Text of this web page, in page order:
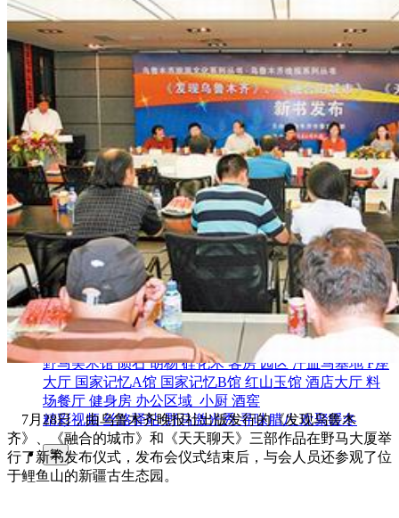
人才招聘
人才招聘
人才理念
人才招聘
社会招聘
校园招聘
视觉文化
全部
视觉文化
汗血马助力新疆文旅
伊犁州霍城古城巡游 北屯市185团巡游 伊犁霍城县晃晃
村巡游 阿勒泰北屯市巡游 阿勒泰布尔津县巡游 伊犁州
察布查尔县巡游 伊犁昭苏巡游 赛里木湖巡游
园区风采
野马美术馆 陨石 胡杨 硅化木 客房 园区 汗血马基地 F座
大厅 国家记忆A馆 国家记忆B馆 红山玉馆 酒店大厅 料
场餐厅 健身房 办公区域 小厨 酒窖
精彩视频 丝路驿站·野马激光秀 寻味腊八 欢聚暖冬
繁
7月28日，由乌鲁木齐晚报社出版发行的《发现乌鲁木
齐》、《融合的城市》和《天天聊天》三部作品在野马大厦举
行了新书发布仪式，发布会仪式结束后，与会人员还参观了位
于鲤鱼山的新疆古生态园。